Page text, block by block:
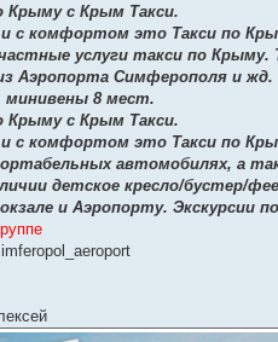
с Крым Такси.
с комфортом это Такси по
услуги такси по Крыму.
Аэропорта Симферополя и
минивены 8 мест.
с Крым Такси.
с комфортом это Такси по
автомобилях, а
детское кресло/бустер/
и Аэропорту. Экскурсии